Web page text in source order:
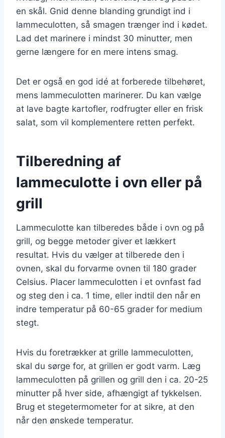
en skål. Gnid denne blanding grundigt ind i
lammeculotten, så smagen trænger ind i kødet.
Lad det marinere i mindst 30 minutter, men
gerne længere for en mere intens smag.
Det er også en god idé at forberede tilbehøret,
mens lammeculotten marinerer. Du kan vælge
at lave bagte kartofler, rodfrugter eller en frisk
salat, som vil komplementere retten perfekt.
Tilberedning af
lammeculotte i ovn eller på
grill
Lammeculotte kan tilberedes både i ovn og på
grill, og begge metoder giver et lækkert
resultat. Hvis du vælger at tilberede den i
ovnen, skal du forvarme ovnen til 180 grader
Celsius. Placer lammeculotten i et ovnfast fad
og steg den i ca. 1 time, eller indtil den når en
indre temperatur på 60-65 grader for medium
stegt.
Hvis du foretrækker at grille lammeculotten,
skal du sørge for, at grillen er godt varm. Læg
lammeculotten på grillen og grill den i ca. 20-25
minutter på hver side, afhængigt af tykkelsen.
Brug et stegetermometer for at sikre, at den
når den ønskede temperatur.